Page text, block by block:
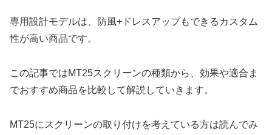
専用設計モデルは、防風+ドレスアップもできるカスタム
性が高い商品です。
この記事ではMT25スクリーンの種類から、効果や適合ま
でおすすめ商品を比較して解説していきます。
MT25にスクリーンの取り付けを考えている方は読んでみ